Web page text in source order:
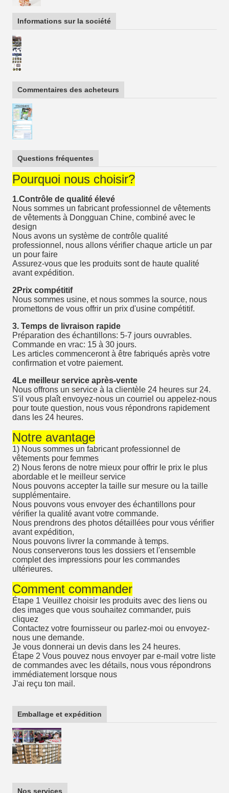
Informations sur la société
Commentaires des acheteurs
Questions fréquentes
Pourquoi nous choisir?
1.Contrôle de qualité élevé
Nous sommes un fabricant professionnel de vêtements
de vêtements à Dongguan Chine, combiné avec le
design
Nous avons un système de contrôle qualité
professionnel, nous allons vérifier chaque article un par
un pour faire
Assurez-vous que les produits sont de haute qualité
avant expédition.
2Prix compétitif
Nous sommes usine, et nous sommes la source, nous
promettons de vous offrir un prix d'usine compétitif.
3. Temps de livraison rapide
Préparation des échantillons: 5-7 jours ouvrables.
Commande en vrac: 15 à 30 jours.
Les articles commenceront à être fabriqués après votre
confirmation et votre paiement.
4Le meilleur service après-vente
Nous offrons un service à la clientèle 24 heures sur 24.
S'il vous plaît envoyez-nous un courriel ou appelez-nous
pour toute question, nous vous répondrons rapidement
dans les 24 heures.
Notre avantage
1) Nous sommes un fabricant professionnel de
vêtements pour femmes
2) Nous ferons de notre mieux pour offrir le prix le plus
abordable et le meilleur service
Nous pouvons accepter la taille sur mesure ou la taille
supplémentaire.
Nous pouvons vous envoyer des échantillons pour
vérifier la qualité avant votre commande.
Nous prendrons des photos détaillées pour vous vérifier
avant expédition,
Nous pouvons livrer la commande à temps.
Nous conserverons tous les dossiers et l'ensemble
complet des impressions pour les commandes
ultérieures.
Comment commander
Étape 1 Veuillez choisir les produits avec des liens ou
des images que vous souhaitez commander, puis
cliquez
Contactez votre fournisseur ou parlez-moi ou envoyez-
nous une demande.
Je vous donnerai un devis dans les 24 heures.
Étape 2 Vous pouvez nous envoyer par e-mail votre liste
de commandes avec les détails, nous vous répondrons
immédiatement lorsque nous
J'ai reçu ton mail.
Emballage et expédition
Nos services